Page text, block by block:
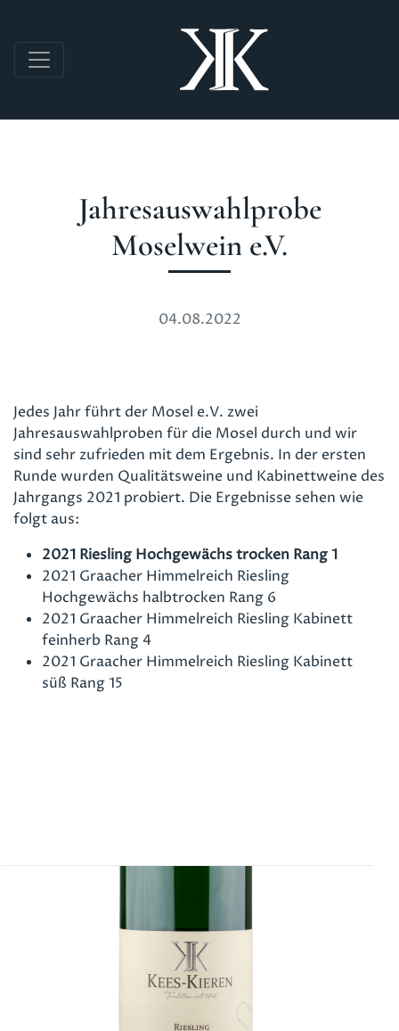
Jahresauswahlprobe
Moselwein e.V.
04.08.2022
Jedes Jahr führt der Mosel e.V. zwei
Jahresauswahlproben für die Mosel durch und wir
sind sehr zufrieden mit dem Ergebnis. In der ersten
Runde wurden Qualitätsweine und Kabinettweine des
Jahrgangs 2021 probiert. Die Ergebnisse sehen wie
folgt aus:
2021 Riesling Hochgewächs trocken Rang 1
2021 Graacher Himmelreich Riesling
Hochgewächs halbtrocken Rang 6
2021 Graacher Himmelreich Riesling Kabinett
feinherb Rang 4
2021 Graacher Himmelreich Riesling Kabinett
süß Rang 15